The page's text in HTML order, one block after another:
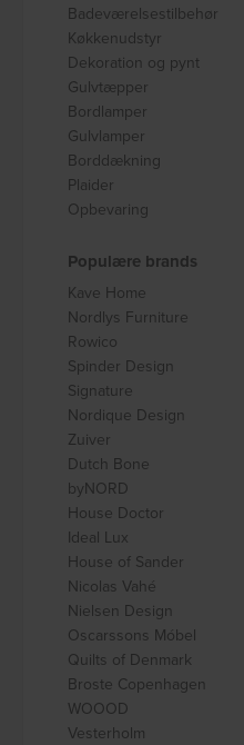
Badeværelsestilbehør
Køkkenudstyr
Dekoration og pynt
Gulvtæpper
Bordlamper
Gulvlamper
Borddækning
Plaider
Opbevaring
Populære brands
Kave Home
Nordlys Furniture
Rowico
Spinder Design
Signature
Nordique Design
Zuiver
Dutch Bone
byNORD
House Doctor
Ideal Lux
House of Sander
Nicolas Vahé
Nielsen Design
Oscarssons Móbel
Quilts of Denmark
Broste Copenhagen
WOOOD
Vesterholm